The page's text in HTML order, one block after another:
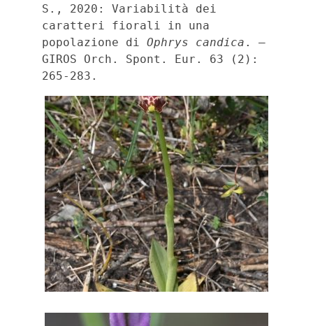
S., 2020: Variabilità dei
caratteri fiorali in una
popolazione di Ophrys candica . –
GIROS Orch. Spont. Eur. 63 (2):
265-283.